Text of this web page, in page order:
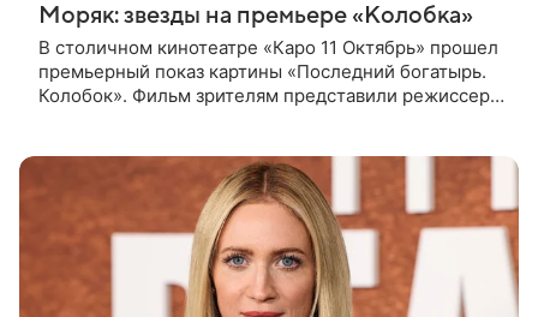
Моряк: звезды на премьере «Колобка»
В столичном кинотеатре «Каро 11 Октябрь» прошел
премьерный показ картины «Последний богатырь.
Колобок». Фильм зрителям представили режиссер